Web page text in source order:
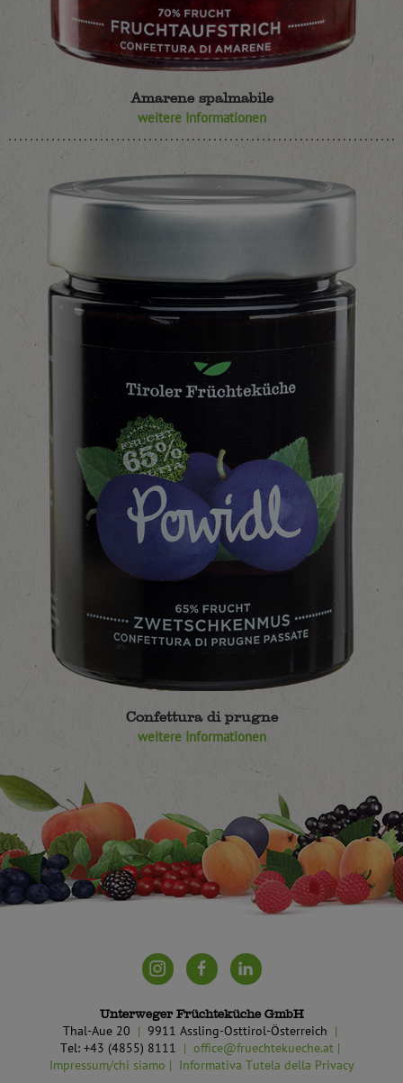
Amarene spalmabile
weitere Informationen
Confettura di prugne
weitere Informationen
Unterweger Früchteküche GmbH
Thal-Aue 20
9911 Assling-Osttirol-Österreich
Tel: +43 (4855) 8111
office@fruechtekueche.at
Impressum/chi siamo
Informativa Tutela della Privacy